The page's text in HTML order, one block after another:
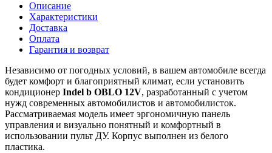
Описание
Характеристики
Доставка
Оплата
Гарантия и возврат
Независимо от погодных условий, в вашем автомобиле всегда
будет комфорт и благоприятный климат, если установить
кондиционер Indel b OBLO 12V, разработанный с учетом
нужд современных автомобилистов и автомобилисток.
Рассматриваемая модель имеет эргономичную панель
управления и визуально понятный и комфортный в
использовании пульт ДУ. Корпус выполнен из белого
пластика.